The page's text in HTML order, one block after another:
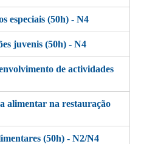
especiais (50h) - N4
juvenis (50h) - N4
de actividades
alimentar na restauração
(50h) - N2/N4